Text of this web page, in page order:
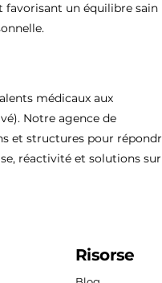
favorisant un équilibre sain
médicaux aux
Notre agence de
et structures pour
réactivité et solutions sur
Risorse